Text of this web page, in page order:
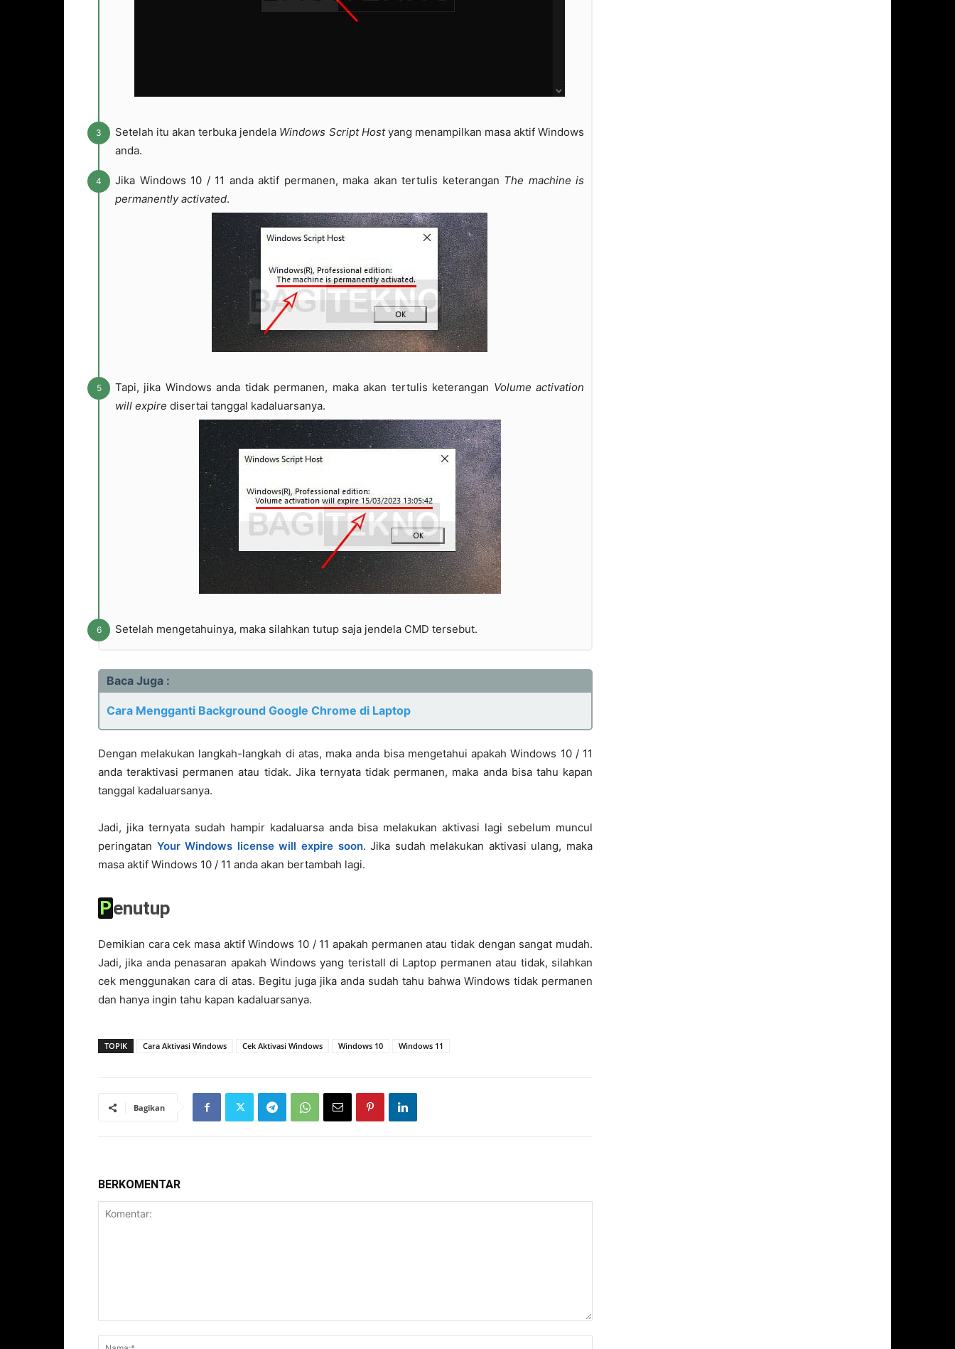
Setelah itu akan terbuka jendela Windows Script Hostyang menampilkan masa aktif Windows
anda.
Jika Windows 10 / 11 anda aktif permanen, maka akan tertulis keterangan The machine is
permanently activated.
Tapi, jika Windows anda tidak permanen, maka akan tertulis keterangan Volume activation
will expire disertai tanggal kadaluarsanya.
Setelah mengetahuinya, maka silahkan tutup saja jendela CMD tersebut.
Baca Juga :
Cara Mengganti Background Google Chrome di Laptop
Dengan melakukan langkah-langkah di atas, maka anda bisa mengetahui apakah Windows 10 / 11
anda teraktivasi permanen atau tidak. Jika ternyata tidak permanen, maka anda bisa tahu kapan
tanggal kadaluarsanya.
Jadi, jika ternyata sudah hampir kadaluarsa anda bisa melakukan aktivasi lagi sebelum muncul
peringatan Your Windows license will expire soon. Jika sudah melakukan aktivasi ulang, maka
masa aktif Windows 10 / 11 anda akan bertambah lagi.
Penutup
Demikian cara cek masa aktif Windows 10 / 11 apakah permanen atau tidak dengan sangat mudah.
Jadi, jika anda penasaran apakah Windows yang teristall di Laptop permanen atau tidak, silahkan
cek menggunakan cara di atas. Begitu juga jika anda sudah tahu bahwa Windows tidak permanen
dan hanya ingin tahu kapan kadaluarsanya.
TOPIK Cara Aktivasi Windows Cek Aktivasi Windows Windows 10 Windows 11
Bagikan
BERKOMENTAR